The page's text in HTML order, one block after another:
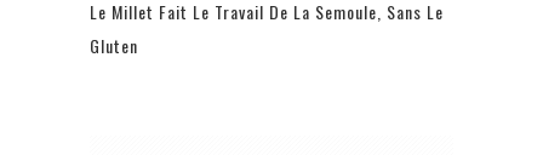
Le Millet Fait Le Travail De La Semoule, Sans Le
Gluten